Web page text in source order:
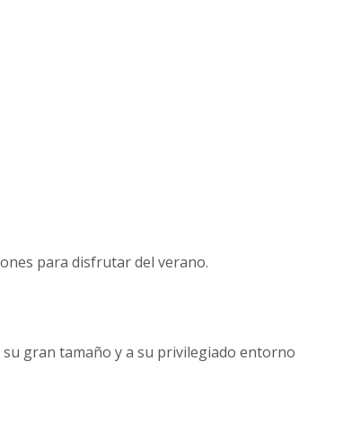
para disfrutar del verano.
su gran tamaño y a su privilegiado entorno